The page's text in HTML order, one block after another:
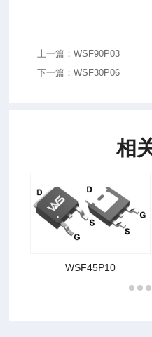
上一篇：WSF90P03
下一篇：WSF30P06
相
WSF45P10